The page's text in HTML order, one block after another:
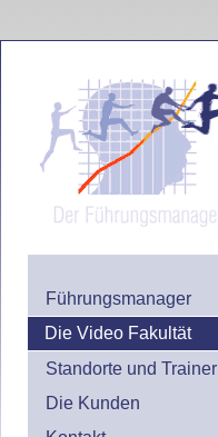
Führungsmanager
Die Video Fakultät
Standorte und Trainer
Die Kunden